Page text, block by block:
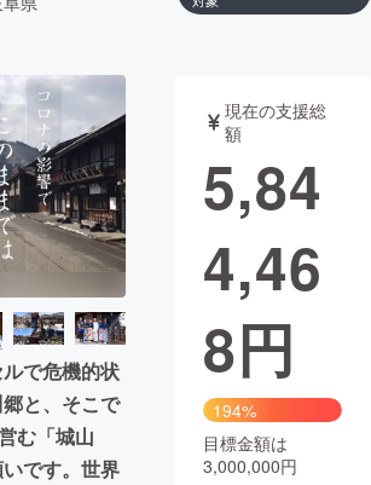
ジー・ガジェット ゲーム・サ
画 書籍・雑誌
・起業
り・地域活性化
for Social Good
CAMPFIRE Creation
ふるさと納税machi-ya コミュニティ
で危機的状
と、そこで
む「城山
です。世界
現在の支援総
額
5,84
4,46
8円
194%
目標金額は
3,000,000円